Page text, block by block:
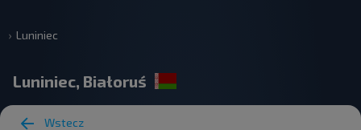
Luniniec
Luniniec, Białoruś
Wstecz